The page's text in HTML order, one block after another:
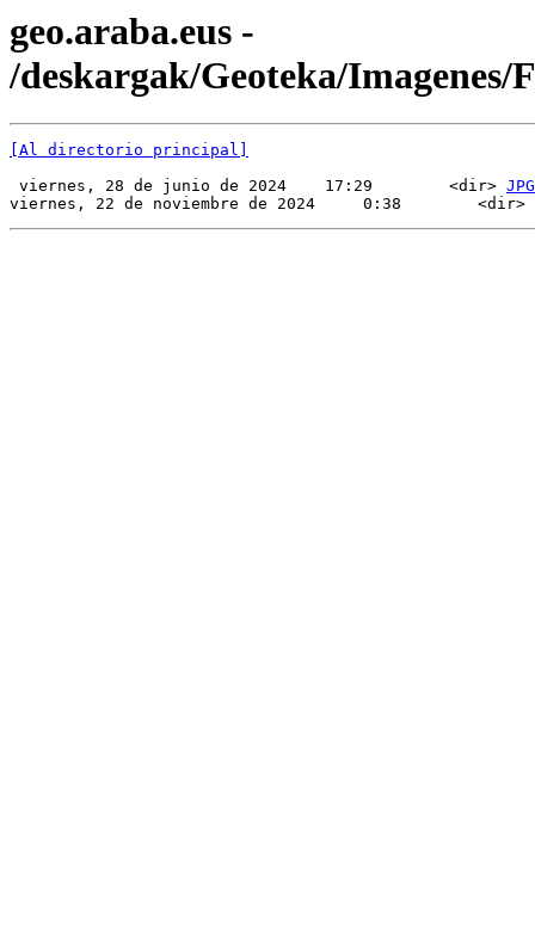
geo.araba.eus -
/deskargak/Geoteka/Imagenes/
[Al directorio principal]
viernes, 28 de junio de 2024    17:29        <dir> JPG
viernes, 22 de noviembre de 2024     0:38        <dir>